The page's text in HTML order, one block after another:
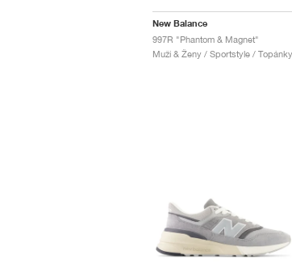
New Balance
997R "Phantom & Magnet"
Muži & Ženy / Sportstyle / Topánky